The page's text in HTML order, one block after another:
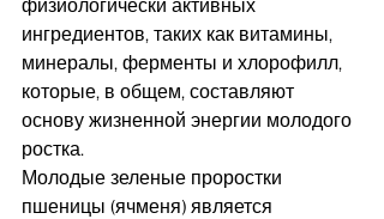
физиологически активных
ингредиентов, таких как витамины,
минералы, ферменты и хлорофилл,
которые, в общем, составляют
основу жизненной энергии молодого
ростка.
Молодые зеленые проростки
пшеницы (ячменя) является